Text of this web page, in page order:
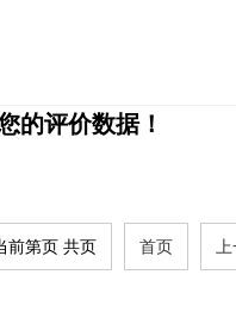
的评价数据！
前第页 共页 首页